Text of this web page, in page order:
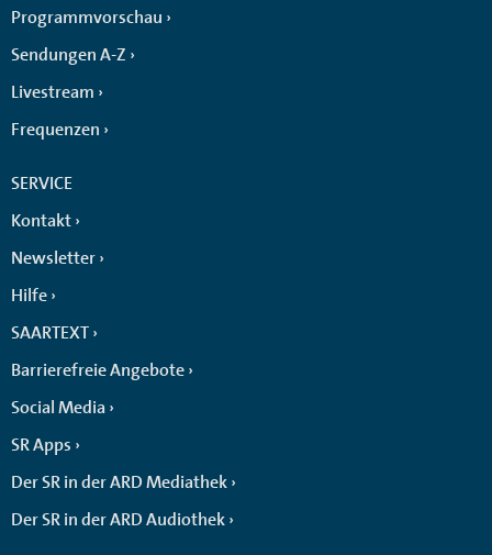
Programmvorschau
Sendungen A-Z
Livestream
Frequenzen
SERVICE
Kontakt
Newsletter
Hilfe
SAARTEXT
Barrierefreie Angebote
Social Media
SR Apps
Der SR in der ARD Mediathek
Der SR in der ARD Audiothek